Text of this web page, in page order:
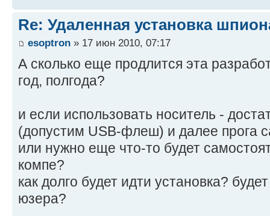
Re: Удаленная установка
esoptron » 17 июн 2010, 07:17
А сколько еще продлится эта
год, полгода?
и если использовать носитель -
(допустим USB-флеш) и далее прога
или нужно еще что-то будет
компе?
как долго будет идти установка?
юзера?